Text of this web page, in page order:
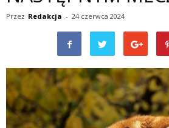
Przez Redakcja - 24 czerwca 2024